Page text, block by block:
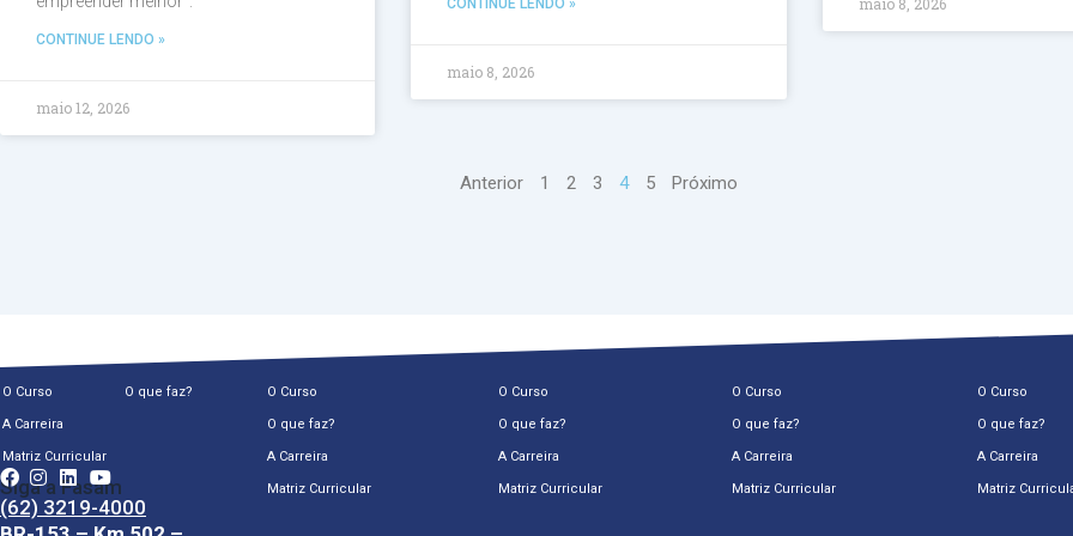
CONTINUE LENDO »
maio 12, 2026
CONTINUE LENDO »
maio 8, 2026
maio 8, 2026
Anterior 1 2 3 4 5 Próximo
O Curso O que faz?
A Carreira
Matriz Curricular
Siga a Fasam
(62) 3219-4000
O Curso
O que faz?
A Carreira
Matriz Curricular
O Curso
O que faz?
A Carreira
Matriz Curricular
O Curso
O que faz?
A Carreira
Matriz Curricular
O Curso
O que faz?
A Carreira
Matriz